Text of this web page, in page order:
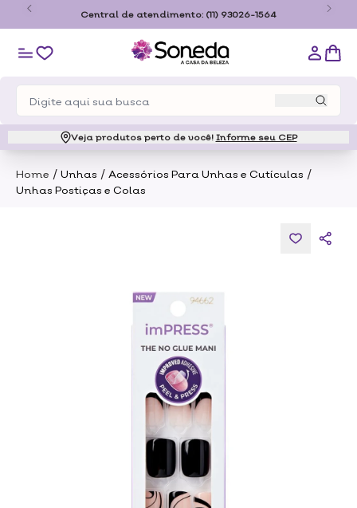
Central de atendimento: (11) 93026-1564
Veja produtos perto de você! Informe seu CEP
Home / Unhas / Acessórios Para Unhas e Cutículas /
Unhas Postiças e Colas